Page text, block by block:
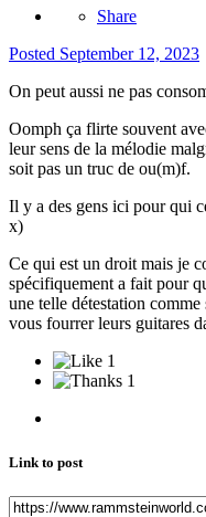
Share
Posted September 12, 2023
On peut aussi ne pas
Oomph ça flirte souvent
leur sens de la mélodie
soit pas un truc de ou(m)f.
Il y a des gens ici pour qui
x)
Ce qui est un droit mais je
spécifiquement a fait pour
une telle détestation
vous fourrer leurs guitares
1
1
Link to post